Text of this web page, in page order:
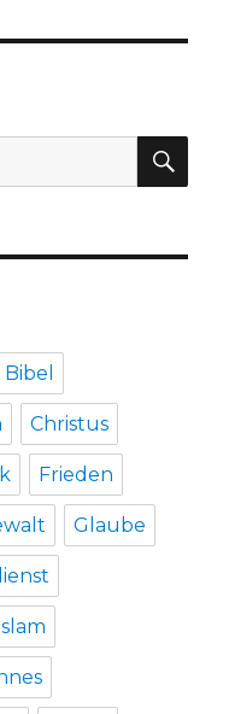
Bibel
Christus
Frieden
Glaube